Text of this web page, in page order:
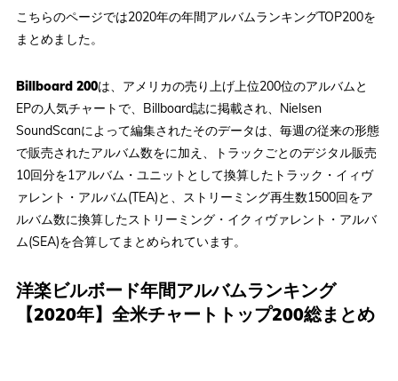
こちらのページでは2020年の年間アルバムランキングTOP200を
まとめました。
Billboard 200は、アメリカの売り上げ上位200位のアルバムと
EPの人気チャートで、Billboard誌に掲載され、Nielsen
SoundScanによって編集されたそのデータは、毎週の従来の形態
で販売されたアルバム数をに加え、トラックごとのデジタル販売
10回分を1アルバム・ユニットとして換算したトラック・イィヴ
ァレント・アルバム(TEA)と、ストリーミング再生数1500回をア
ルバム数に換算したストリーミング・イクィヴァレント・アルバ
ム(SEA)を合算してまとめられています。
洋楽ビルボード年間アルバムランキング
【2020年】全米チャートトップ200総まとめ